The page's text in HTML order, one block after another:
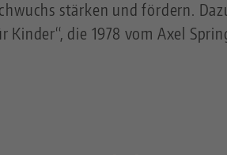
stärken und fördern.
Kinder“, die 1978 vom Axel